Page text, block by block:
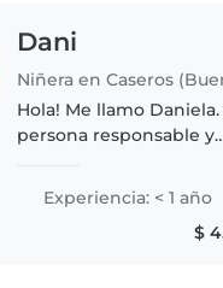
Dani
Hola! Me llamo
persona responsable y
empezando en el
infantil. Busco ganar
como niñera
Experiencia: < 1 año
$